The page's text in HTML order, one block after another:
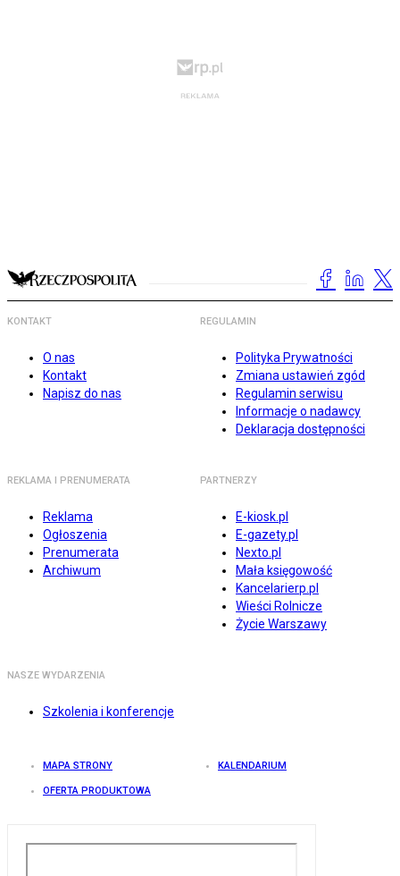
KONTAKT
O nas
Kontakt
Napisz do nas
REGULAMIN
Polityka Prywatności
Zmiana ustawień zgód
Regulamin serwisu
Informacje o nadawcy
Deklaracja dostępności
REKLAMA I PRENUMERATA
Reklama
Ogłoszenia
Prenumerata
Archiwum
PARTNERZY
E-kiosk.pl
E-gazety.pl
Nexto.pl
Mała księgowość
Kancelarierp.pl
Wieści Rolnicze
Życie Warszawy
NASZE WYDARZENIA
Szkolenia i konferencje
MAPA STRONY KALENDARIUM
OFERTA PRODUKTOWA